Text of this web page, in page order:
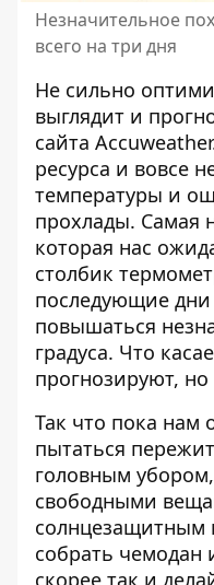
Незначительное
всего на три дня
Не сильно
выглядит и
сайта
ресурса и вовсе
температуры и
прохлады. Самая
которая нас
столбик
последующие дни
повышаться
градуса. Что
прогнозируют,
Так что пока нам
пытаться
головным
свободными
солнцезащитным
собрать чемодан